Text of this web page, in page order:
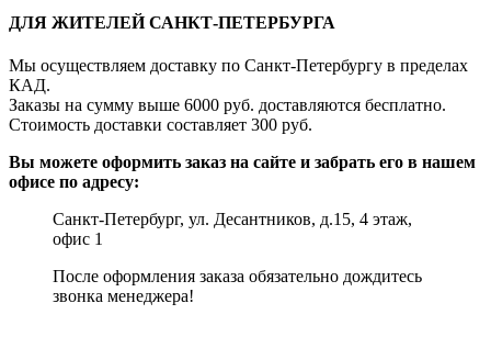
ДЛЯ ЖИТЕЛЕЙ САНКТ-ПЕТЕРБУРГА
Мы осуществляем доставку по Санкт-Петербургу в пределах
КАД.
Заказы на сумму выше 6000 руб. доставляются бесплатно.
Стоимость доставки составляет 300 руб.
Вы можете оформить заказ на сайте и забрать его в нашем
офисе по адресу:
Санкт-Петербург, ул. Десантников, д.15, 4 этаж,
офис 1
После оформления заказа обязательно дождитесь
звонка менеджера!